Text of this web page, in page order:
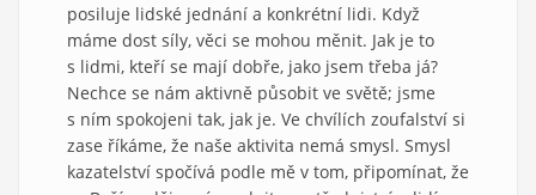
posiluje lidské jednání a konkrétní lidi. Když
máme dost síly, věci se mohou měnit. Jak je to
s lidmi, kteří se mají dobře, jako jsem třeba já?
Nechce se nám aktivně působit ve světě; jsme
s ním spokojeni tak, jak je. Ve chvílích zoufalství si
zase říkáme, že naše aktivita nemá smysl. Smysl
kazatelství spočívá podle mě v tom, připomínat, že